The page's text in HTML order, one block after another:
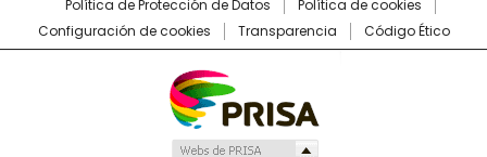
Política de Protección de Datos
Política de cookies
Configuración de cookies
Transparencia Código Ético